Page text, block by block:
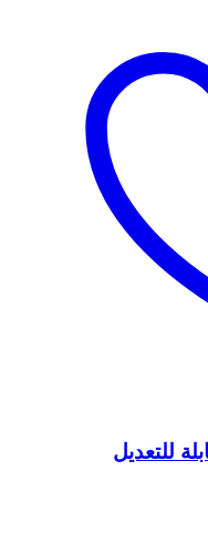
للتعديل